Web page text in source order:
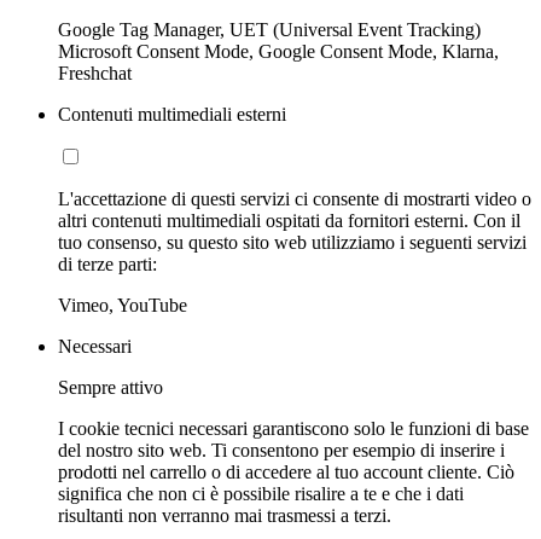
Google Tag Manager, UET (Universal Event Tracking)
Microsoft Consent Mode, Google Consent Mode, Klarna,
Freshchat
Contenuti multimediali esterni
L'accettazione di questi servizi ci consente di mostrarti video o
altri contenuti multimediali ospitati da fornitori esterni. Con il
tuo consenso, su questo sito web utilizziamo i seguenti servizi
di terze parti:
Vimeo, YouTube
Necessari
Sempre attivo
I cookie tecnici necessari garantiscono solo le funzioni di base
del nostro sito web. Ti consentono per esempio di inserire i
prodotti nel carrello o di accedere al tuo account cliente. Ciò
significa che non ci è possibile risalire a te e che i dati
risultanti non verranno mai trasmessi a terzi.